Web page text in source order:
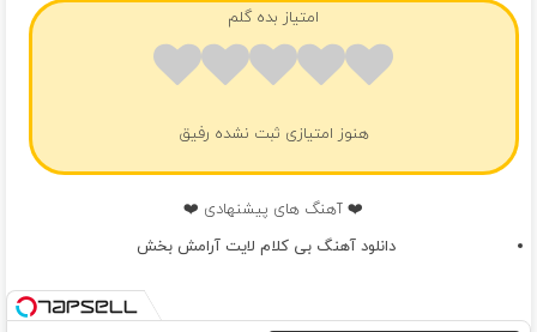
امتیاز بده گلم
هنوز امتیازی ثبت نشده رفیق
❤️ آهنگ های پیشنهادی ❤️
دانلود آهنگ بی کلام لایت آرامش بخش